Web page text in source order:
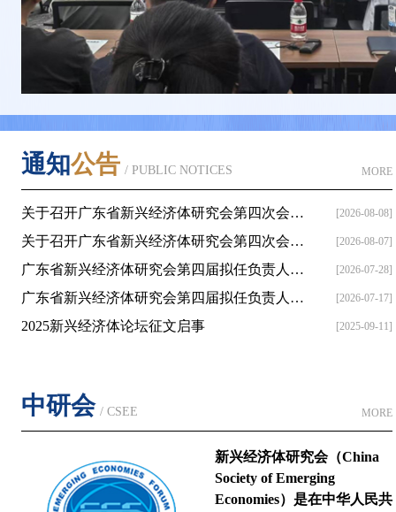
通知公告 / PUBLIC NOTICES MORE
关于召开广东省新兴经济体研究会第四次会员... [2026-08-08]
关于召开广东省新兴经济体研究会第四次会员... [2026-08-07]
广东省新兴经济体研究会第四届拟任负责人名... [2026-07-28]
广东省新兴经济体研究会第四届拟任负责人名... [2026-07-17]
2025新兴经济体论坛征文启事 [2025-09-11]
中研会 / CSEE MORE
新兴经济体研究会（China
Society of Emerging
Economies）是在中华人民共